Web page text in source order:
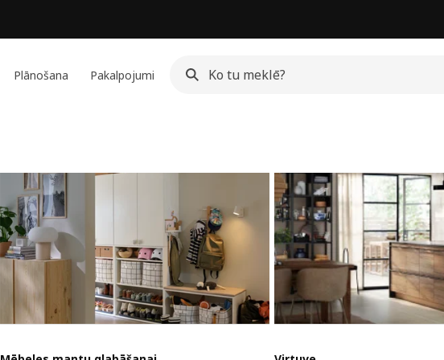
Plānošana Pakalpojumi